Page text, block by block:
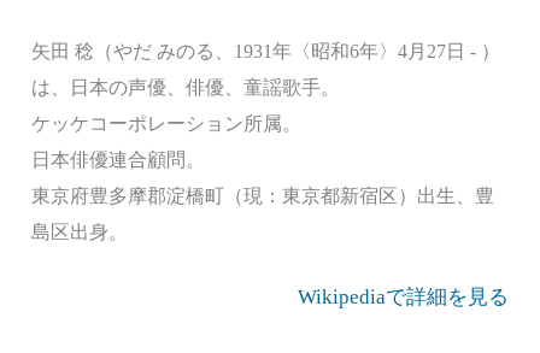
矢田 稔（やだ みのる、1931年〈昭和6年〉4月27日 - ）
は、日本の声優、俳優、童謡歌手。
ケッケコーポレーション所属。
日本俳優連合顧問。
東京府豊多摩郡淀橋町（現：東京都新宿区）出生、豊
島区出身。
Wikipediaで詳細を見る